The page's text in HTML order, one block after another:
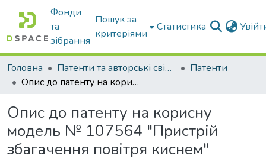
Фонди
та
зібрання
Пошук за
критеріями
Статистика
Головна Патенти та авторські свідоцтва
Патенти
Опис до патенту на корисну модель № 107564 "Пристрій збагачення повітря киснем"
Опис до патенту на корисну
модель № 107564 "Пристрій
збагачення повітря киснем"